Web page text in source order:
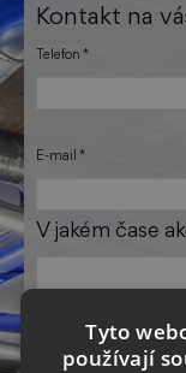
Kontakt na
Telefon
E-mail
V jakém čase
Detaily akce
Tyto
používají